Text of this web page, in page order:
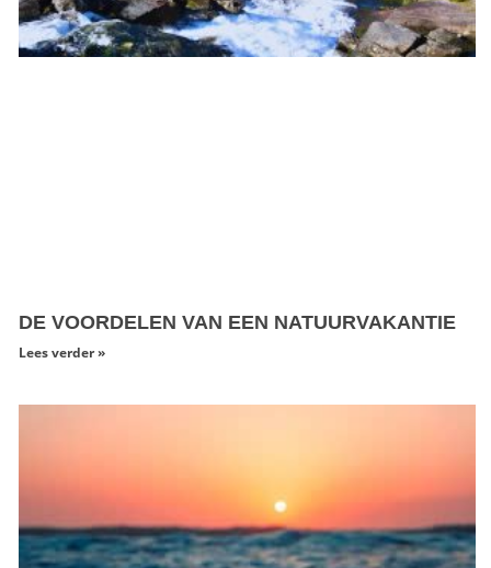
DE VOORDELEN VAN EEN NATUURVAKANTIE
Lees verder »